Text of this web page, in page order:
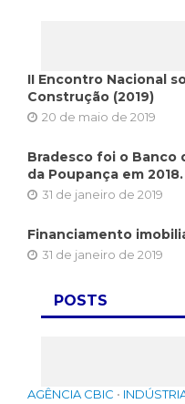
II Encontro Nacional
Construção (2019)
20 de maio de 2019
Bradesco foi o Banco
da Poupança em 2018.
31 de janeiro de 2019
Financiamento
31 de janeiro de 2019
POSTS
AGÊNCIA CBIC •